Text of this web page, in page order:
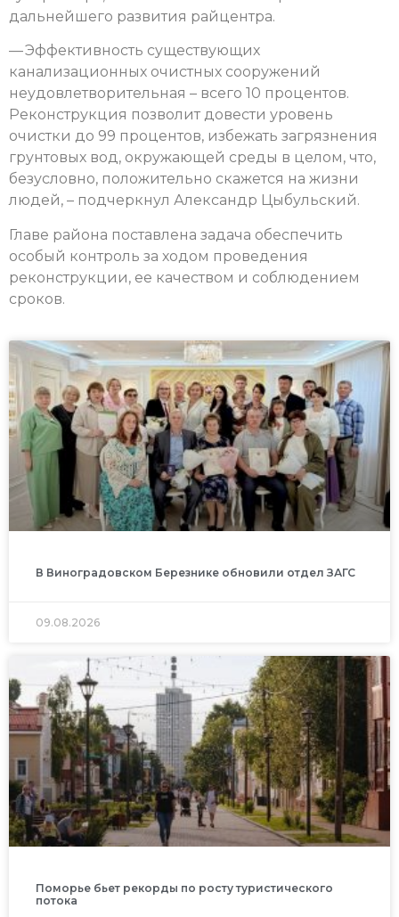
дальнейшего развития райцентра.
— Эффективность существующих
канализационных очистных сооружений
неудовлетворительная – всего 10 процентов.
Реконструкция позволит довести уровень
очистки до 99 процентов, избежать загрязнения
грунтовых вод, окружающей среды в целом, что,
безусловно, положительно скажется на жизни
людей, – подчеркнул Александр Цыбульский.
Главе района поставлена задача обеспечить
особый контроль за ходом проведения
реконструкции, ее качеством и соблюдением
сроков.
В Виноградовском Березнике обновили отдел ЗАГС
09.08.2026
Поморье бьет рекорды по росту туристического
потока